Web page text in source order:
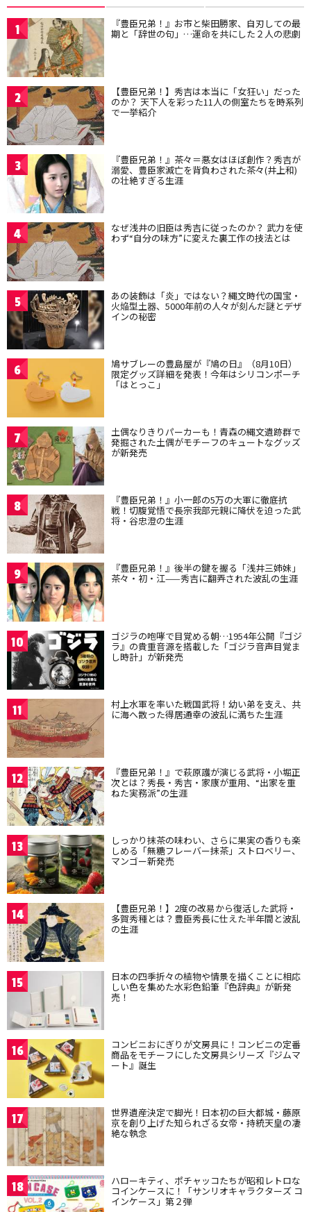
1 『豊臣兄弟！』お市と柴田勝家、自刃しての最
期と「辞世の句」…運命を共にした２人の悲劇
2 【豊臣兄弟！】秀吉は本当に「女狂い」だった
のか？ 天下人を彩った11人の側室たちを時系列
で一挙紹介
3 『豊臣兄弟！』茶々＝悪女はほぼ創作？秀吉が
溺愛、豊臣家滅亡を背負わされた茶々(井上和)
の壮絶すぎる生涯
4 なぜ浅井の旧臣は秀吉に従ったのか？ 武力を使
わず“自分の味方”に変えた裏工作の技法とは
5 あの装飾は「炎」ではない？縄文時代の国宝・
火焔型土器、5000年前の人々が刻んだ謎とデザ
インの秘密
6 鳩サブレーの豊島屋が『鳩の日』（8月10日）
限定グッズ詳細を発表！今年はシリコンポーチ
「はとっこ」
7 土偶なりきりパーカーも！青森の縄文遺跡群で
発掘された土偶がモチーフのキュートなグッズ
が新発売
8 『豊臣兄弟！』小一郎の5万の大軍に徹底抗
戦！切腹覚悟で長宗我部元親に降伏を迫った武
将・谷忠澄の生涯
9 『豊臣兄弟！』後半の鍵を握る「浅井三姉妹」
茶々・初・江——秀吉に翻弄された波乱の生涯
10 ゴジラの咆哮で目覚める朝…1954年公開『ゴジ
ラ』の貴重音源を搭載した「ゴジラ音声目覚ま
し時計」が新発売
11 村上水軍を率いた戦国武将！幼い弟を支え、共
に海へ散った得居通幸の波乱に満ちた生涯
12 『豊臣兄弟！』で萩原護が演じる武将・小堀正
次とは？秀長・秀吉・家康が重用、“出家を重
ねた実務派”の生涯
13 しっかり抹茶の味わい、さらに果実の香りも楽
しめる「無糖フレーバー抹茶」ストロベリー、
マンゴー新発売
14 【豊臣兄弟！】2度の改易から復活した武将・
多賀秀種とは？豊臣秀長に仕えた半年間と波乱
の生涯
15 日本の四季折々の植物や情景を描くことに相応
しい色を集めた水彩色鉛筆『色辞典』が新発
売！
16 コンビニおにぎりが文房具に！コンビニの定番
商品をモチーフにした文房具シリーズ『ジムマ
ート』誕生
17 世界遺産決定で脚光！日本初の巨大都城・藤原
京を創り上げた知られざる女帝・持統天皇の凄
絶な執念
18 ハローキティ、ポチャッコたちが昭和レトロな
コインケースに！「サンリオキャラクターズ コ
インケース」第２弾